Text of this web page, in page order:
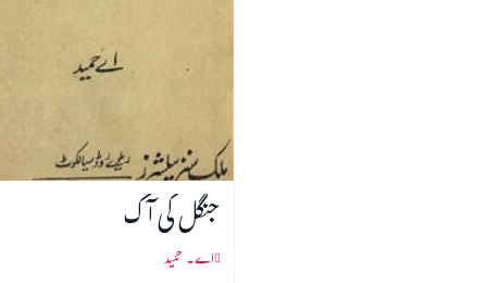
جنگل کی آگ
اے۔ حمید